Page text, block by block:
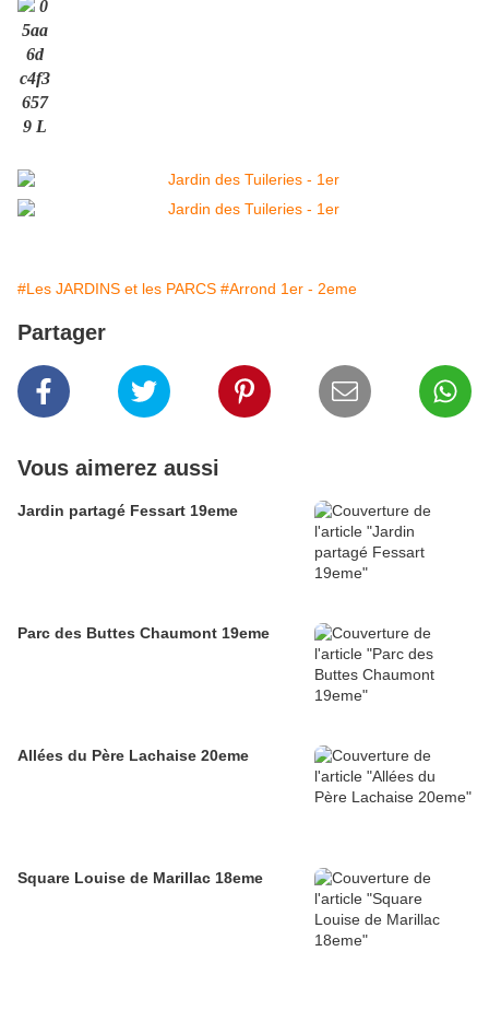
#Les JARDINS et les PARCS #Arrond 1er - 2eme
Partager
Vous aimerez aussi
Jardin partagé Fessart 19eme
Parc des Buttes Chaumont 19eme
Allées du Père Lachaise 20eme
Square Louise de Marillac 18eme